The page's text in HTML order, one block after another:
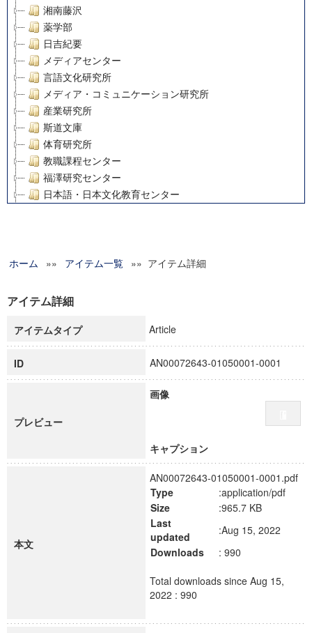
湘南藤沢
薬学部
日吉紀要
メディアセンター
言語文化研究所
メディア・コミュニケーション研究所
産業研究所
斯道文庫
体育研究所
教職課程センター
福澤研究センター
日本語・日本文化教育センター
グローバルリサーチインスティテュート
科学研究費補助金研究成果報告書
慶應義塾大学グローバルCOEプログラム市民社会ガバナンス
慶應義塾大学グローバルCOEプログラム論理と感性の先端的
博士課程教育リーディングプログラム「超成熟社会発展のサ
学術雑誌掲載論文等(8)
ホーム »» アイテム一覧 »» アイテム詳細
アイテム詳細
アイテムタイプ Article
ID AN00072643-01050001-0001
プレビュー
画像
キャプション
本文
AN00072643-01050001-0001.pdf
Type
:application/pdf
Size
:965.7 KB
Last
updated
:Aug 15, 2022
Downloads
: 990
Total downloads since Aug 15,
2022 : 990